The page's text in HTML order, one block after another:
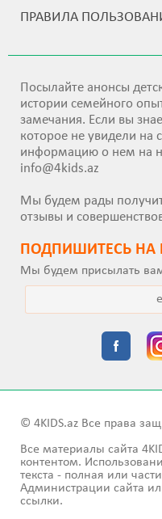
ПРАВИЛА
Посылайте анонсы
истории семейного
замечания. Если вы
которое не увидели на
информацию о нем на
info@4kids.az
Мы будем рады
отзывы и
ПОДПИШИТEСЬ НА
Мы будем присылать
© 4KIDS.az Все права
Все материалы сайта
контентом.
текста - полная или
Администрации сайта
ссылки.